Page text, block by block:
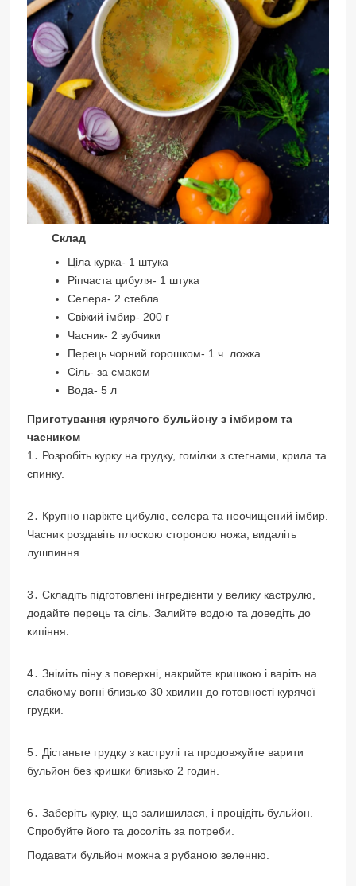
Склад
Ціла курка- 1 штука
Ріпчаста цибуля- 1 штука
Селера- 2 стебла
Свіжий імбир- 200 г
Часник- 2 зубчики
Перець чорний горошком- 1 ч. ложка
Сіль- за смаком
Вода- 5 л
Приготування курячого бульйону з імбиром та
часником
1․ Розробіть курку на грудку, гомілки з стегнами, крила та
спинку.
2․ Крупно наріжте цибулю, селера та неочищений імбир.
Часник роздавіть плоскою стороною ножа, видаліть
лушпиння.
3․ Складіть підготовлені інгредієнти у велику каструлю,
додайте перець та сіль. Залийте водою та доведіть до
кипіння.
4․ Зніміть піну з поверхні, накрийте кришкою і варіть на
слабкому вогні близько 30 хвилин до готовності курячої
грудки.
5․ Дістаньте грудку з каструлі та продовжуйте варити
бульйон без кришки близько 2 годин.
6․ Заберіть курку, що залишилася, і процідіть бульйон.
Спробуйте його та досоліть за потреби.
Подавати бульйон можна з рубаною зеленню.